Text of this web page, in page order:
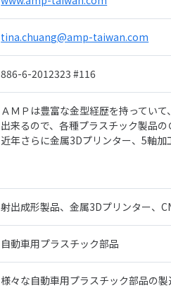
tina.chuang@amp-taiwan.com
886-6-2012323 #116
ＡＭＰは豊富な金型経歴を持ってい
出来るので、各種プラスチック製品
近年さらに金属3Dプリンター、5軸加
射出成形製品、金属3Dプリンター、
自動車用プラスチック部品
様々な自動車用プラスチック部品の製